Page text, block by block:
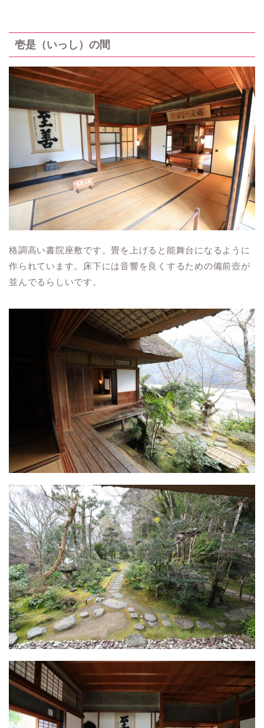
壱是（いっし）の間
格調高い書院座敷です。畳を上げると能舞台になるように
作られています。床下には音響を良くするための備前壺が
並んでるらしいです。